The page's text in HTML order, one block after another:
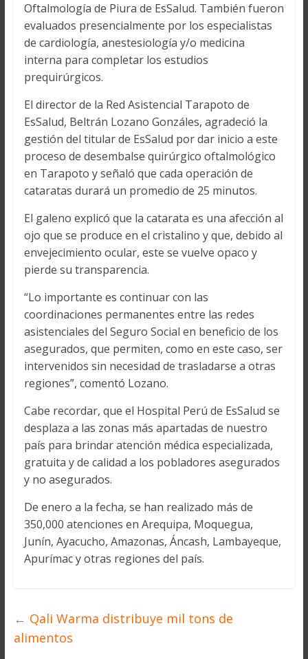
Oftalmología de Piura de EsSalud. También fueron
evaluados presencialmente por los especialistas
de cardiología, anestesiología y/o medicina
interna para completar los estudios
prequirúrgicos.
El director de la Red Asistencial Tarapoto de
EsSalud, Beltrán Lozano Gonzáles, agradeció la
gestión del titular de EsSalud por dar inicio a este
proceso de desembalse quirúrgico oftalmológico
en Tarapoto y señaló que cada operación de
cataratas durará un promedio de 25 minutos.
El galeno explicó que la catarata es una afección al
ojo que se produce en el cristalino y que, debido al
envejecimiento ocular, este se vuelve opaco y
pierde su transparencia.
“Lo importante es continuar con las
coordinaciones permanentes entre las redes
asistenciales del Seguro Social en beneficio de los
asegurados, que permiten, como en este caso, ser
intervenidos sin necesidad de trasladarse a otras
regiones”, comentó Lozano.
Cabe recordar, que el Hospital Perú de EsSalud se
desplaza a las zonas más apartadas de nuestro
país para brindar atención médica especializada,
gratuita y de calidad a los pobladores asegurados
y no asegurados.
De enero a la fecha, se han realizado más de
350,000 atenciones en Arequipa, Moquegua,
Junín, Ayacucho, Amazonas, Áncash, Lambayeque,
Apurímac y otras regiones del país.
← Qali Warma distribuye mil tons de
alimentos